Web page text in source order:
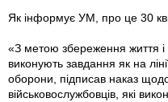
Як інформує УМ, про це 30
«З метою збереження життя і
виконують завдання як на
оборони, підписав наказ щодо
військовослужбовців, які